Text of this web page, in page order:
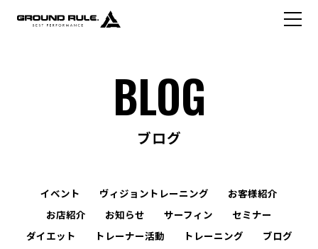
BLOG
ブログ
イベント ヴィジョントレーニング
お客様紹介
お店紹介
お知らせ サーフィン
セミナー
ダイエット
トレーナー活動 トレーニング
ブログ